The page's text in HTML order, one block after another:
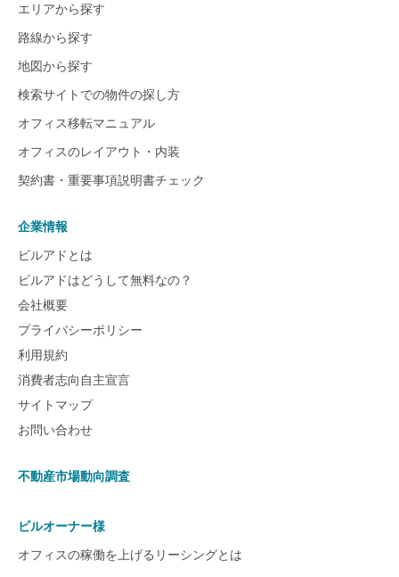
エリアから探す
路線から探す
地図から探す
検索サイトでの物件の探し方
オフィス移転マニュアル
オフィスのレイアウト・内装
契約書・重要事項説明書チェック
企業情報
ビルアドとは
ビルアドはどうして無料なの？
会社概要
プライバシーポリシー
利用規約
消費者志向自主宣言
サイトマップ
お問い合わせ
不動産市場動向調査
ビルオーナー様
オフィスの稼働を上げるリーシングとは